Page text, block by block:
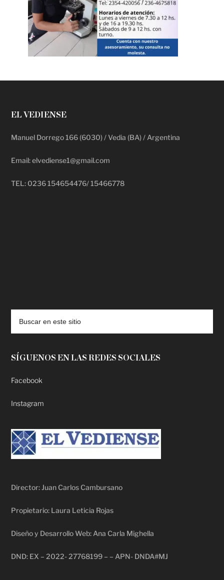
EL VEDIENSE
Manuel Dorrego 166 (6030) / Vedia (BA) / Argentina
Email: elvediense1@gmail.com
TEL: 0236 154654476/ 15466778
SÍGUENOS EN LAS REDES SOCIALES
Facebook
Instagram
Director: Juan Carlos Cambursano
Propietario: Laura Leticia Rojas
Diseño y Desarrollo Web: Ana Carla Mighella
DND: EX – 2022- 27768199 – – APN- DNDA#MJ